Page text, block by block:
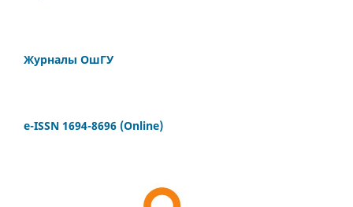
Журналы ОшГУ
e-ISSN 1694-8696 (Online)